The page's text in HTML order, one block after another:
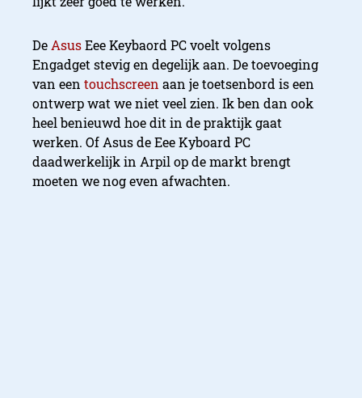
De AsusEee Keybaord PC voelt volgens
Engadget stevig en degelijk aan. De toevoeging
van een touchscreen aan je toetsenbord is een
ontwerp wat we niet veel zien. Ik ben dan ook
heel benieuwd hoe dit in de praktijk gaat
werken. Of Asus de Eee Kyboard PC
daadwerkelijk in Arpil op de markt brengt
moeten we nog even afwachten.